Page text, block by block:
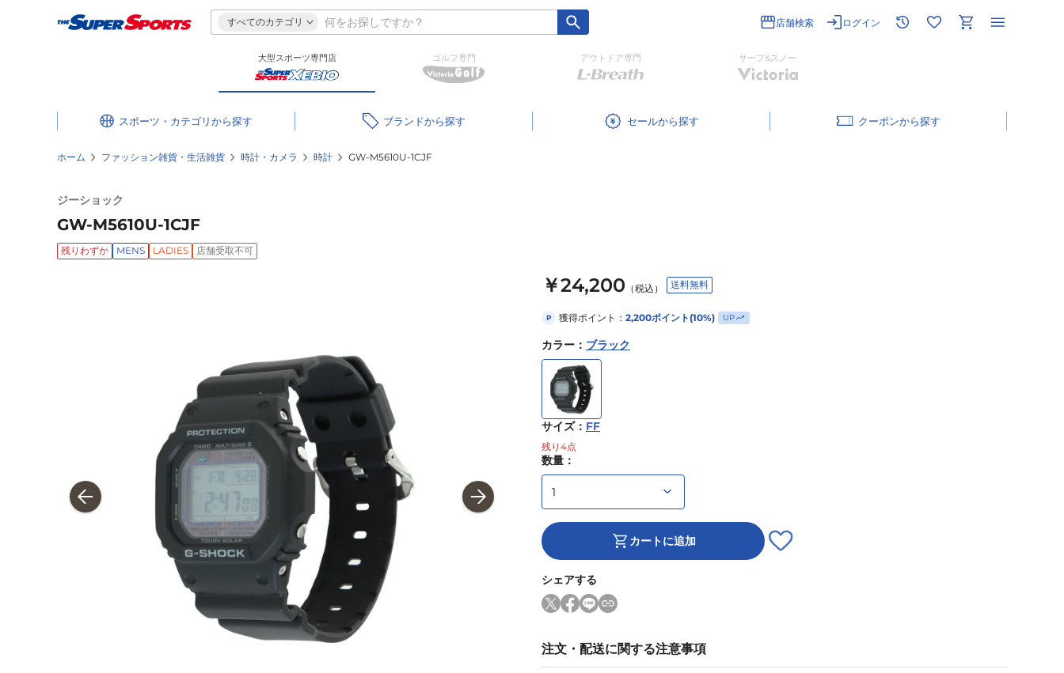
すべてのカテゴリ 店舗検索 ログイン
大型スポーツ専門店 ゴルフ専門 アウトドア専門 サーフ&スノー
スポーツ・カテゴリ ブランド セール クーポン
ホーム ファッション雑貨・生活雑貨 時計・カメラ 時計 GW-M5610U-1CJF
ジーショック
GW-M5610U-1CJF
残りわずか MENS LADIES 店舗受取不可
￥24,200 （税込） 送料無料
P 獲得ポイント： 2,200ポイント(10%) UP
カラー ： ブラック
サイズ： FF
残り 4点
数量：
カートに追加
シェアする
注文・配送に関する注意事項